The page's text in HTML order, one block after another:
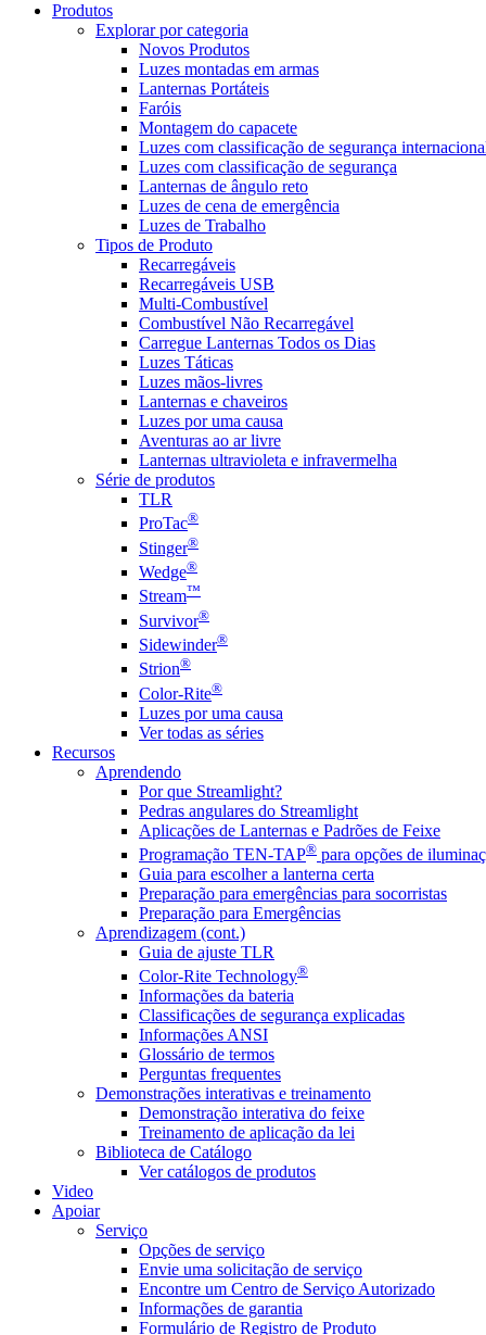
Produtos
Explorar por categoria
Novos Produtos
Luzes montadas em armas
Lanternas Portáteis
Faróis
Montagem do capacete
Luzes com classificação de segurança
Luzes com classificação de segurança
Lanternas de ângulo reto
Luzes de cena de emergência
Luzes de Trabalho
Tipos de Produto
Recarregáveis
Recarregáveis USB
Multi-Combustível
Combustível Não Recarregável
Carregue Lanternas Todos os Dias
Luzes Táticas
Luzes mãos-livres
Lanternas e chaveiros
Luzes por uma causa
Aventuras ao ar livre
Lanternas ultravioleta e infravermelha
Série de produtos
TLR
ProTac®
Stinger®
Wedge®
Stream™
Survivor®
Sidewinder®
Strion®
Color-Rite®
Luzes por uma causa
Ver todas as séries
Recursos
Aprendendo
Por que Streamlight?
Pedras angulares do Streamlight
Aplicações de Lanternas e Padrões de Feixe
Programação TEN-TAP® para opções de
Guia para escolher a lanterna certa
Preparação para emergências para socorristas
Preparação para Emergências
Aprendizagem (cont.)
Guia de ajuste TLR
Color-Rite Technology®
Informações da bateria
Classificações de segurança explicadas
Informações ANSI
Glossário de termos
Perguntas frequentes
Demonstrações interativas e treinamento
Demonstração interativa do feixe
Treinamento de aplicação da lei
Biblioteca de Catálogo
Ver catálogos de produtos
Video
Apoiar
Serviço
Opções de serviço
Envie uma solicitação de serviço
Encontre um Centro de Serviço Autorizado
Informações de garantia
Formulário de Registro de Produto